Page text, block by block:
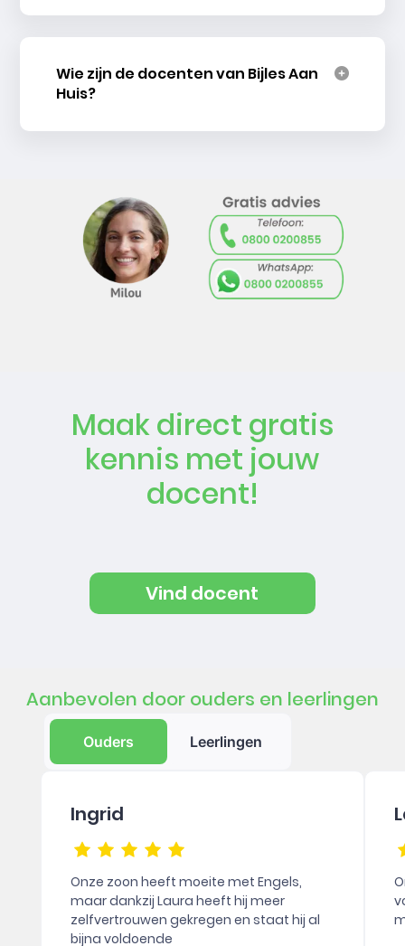
Wie zijn de docenten van Bijles Aan
Huis?
Maak direct gratis
kennis met jouw
docent!
Vind docent
Aanbevolen door ouders en leerlingen
Ouders Leerlingen
Ingrid
Onze zoon heeft moeite met Engels,
maar dankzij Laura heeft hij meer
zelfvertrouwen gekregen en staat hij al
bijna voldoende